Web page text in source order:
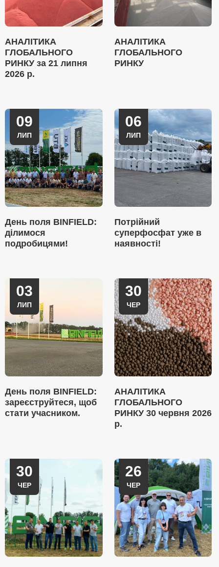
АНАЛІТИКА
ГЛОБАЛЬНОГО
РИНКУ за 21 липня
2026 р.
АНАЛІТИКА
ГЛОБАЛЬНОГО
РИНКУ
09
ЛИП
День поля BINFIELD:
ділимося
подробицями!
06
ЛИП
Потрійний
суперфосфат уже в
наявності!
03
ЛИП
День поля BINFIELD:
зареєструйтеся, щоб
стати учасником.
30
ЧЕР
АНАЛІТИКА
ГЛОБАЛЬНОГО
РИНКУ 30 червня 2026
р.
30
ЧЕР
26
ЧЕР